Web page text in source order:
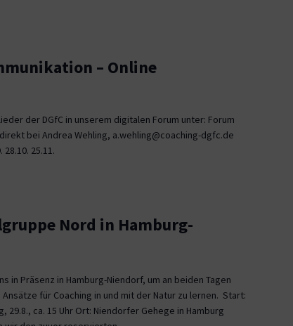
– Online
der DGfC in unserem digitalen Forum unter: Forum
bei Andrea Wehling, a.wehling@coaching-dgfc.de
25.11.
Nord in Hamburg-
in Präsenz in Hamburg-Niendorf, um an beiden Tagen
für Coaching in und mit der Natur zu lernen. Start:
29.8., ca. 15 Uhr Ort: Niendorfer Gehege in Hamburg